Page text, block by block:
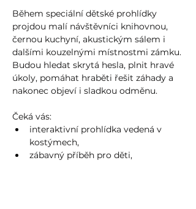
Během speciální dětské prohlídky
projdou malí návštěvníci knihovnou,
černou kuchyní, akustickým sálem i
dalšími kouzelnými místnostmi zámku.
Budou hledat skrytá hesla, plnit hravé
úkoly, pomáhat hraběti řešit záhady a
nakonec objeví i sladkou odměnu.
Čeká vás:
interaktivní prohlídka vedená v
kostýmech,
zábavný příběh pro děti,